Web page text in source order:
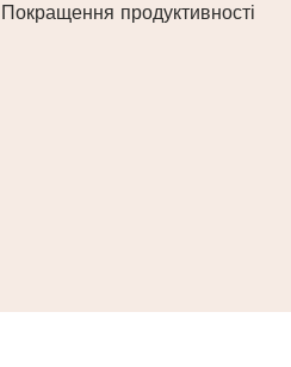
Покращення продуктивності